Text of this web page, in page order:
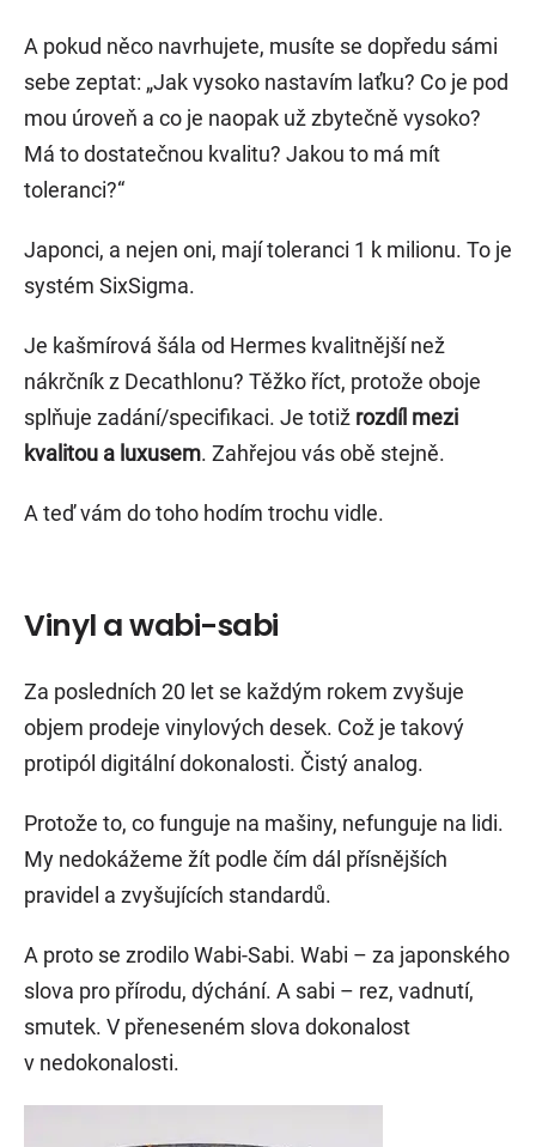
A pokud něco navrhujete, musíte se dopředu sámi
sebe zeptat: „Jak vysoko nastavím laťku? Co je pod
mou úroveň a co je naopak už zbytečně vysoko?
Má to dostatečnou kvalitu? Jakou to má mít
toleranci?“
Japonci, a nejen oni, mají toleranci 1 k milionu. To je
systém SixSigma.
Je kašmírová šála od Hermes kvalitnější než
nákrčník z Decathlonu? Těžko říct, protože oboje
splňuje zadání/specifikaci. Je totiž rozdíl mezi
kvalitou a luxusem. Zahřejou vás obě stejně.
A teď vám do toho hodím trochu vidle.
Vinyl a wabi-sabi
Za posledních 20 let se každým rokem zvyšuje
objem prodeje vinylových desek. Což je takový
protipól digitální dokonalosti. Čistý analog.
Protože to, co funguje na mašiny, nefunguje na lidi.
My nedokážeme žít podle čím dál přísnějších
pravidel a zvyšujících standardů.
A proto se zrodilo Wabi-Sabi. Wabi – za japonského
slova pro přírodu, dýchání. A sabi – rez, vadnutí,
smutek. V přeneseném slova dokonalost
v nedokonalosti.